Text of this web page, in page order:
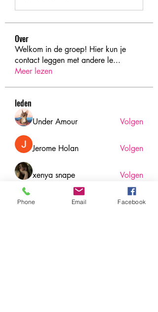
Over
Welkom in de groep! Hier kun je
contact leggen met andere le...
Meer lezen
leden
Under Amour Volgen
Jerome Holan Volgen
xenya snape Volgen
Rahul Rangwa Volgen
Phone Email Facebook